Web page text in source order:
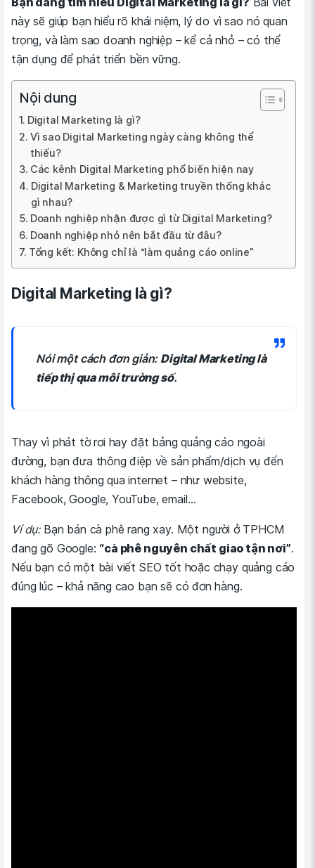
này sẽ giúp bạn hiểu rõ khái niệm, lý do vì sao nó quan
trọng, và làm sao doanh nghiệp – kể cả nhỏ – có thể
tận dụng để phát triển bền vững.
Nội dung
Digital Marketing là gì?
Vì sao Digital Marketing ngày càng không thể
thiếu?
Các kênh Digital Marketing phổ biến hiện nay
Digital Marketing & Marketing truyền thống khác
gì nhau?
Doanh nghiệp nhận được gì từ Digital Marketing?
Doanh nghiệp nhỏ nên bắt đầu từ đâu?
Tổng kết: Không chỉ là “làm quảng cáo online”
Digital Marketing là gì?
Nói một cách đơn giản: Digital Marketing là
tiếp thị qua môi trường số.
Thay vì phát tờ rơi hay đặt bảng quảng cáo ngoài
đường, bạn đưa thông điệp về sản phẩm/dịch vụ đến
khách hàng thông qua internet – như website,
Facebook, Google, YouTube, email…
Ví dụ:Bạn bán cà phê rang xay. Một người ở TPHCM
đang gõ Google: “cà phê nguyên chất giao tận nơi”.
Nếu bạn có một bài viết SEO tốt hoặc chạy quảng cáo
đúng lúc – khả năng cao bạn sẽ có đơn hàng.